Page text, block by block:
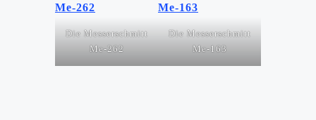
Die Messerschmitt
Me-262
Die Messerschmitt
Me-163